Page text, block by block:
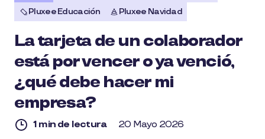
Pluxee Educación
Pluxee Navidad
La tarjeta de un colaborador
está por vencer o ya venció,
¿qué debe hacer mi
empresa?
1 min de lectura 20 Mayo 2026